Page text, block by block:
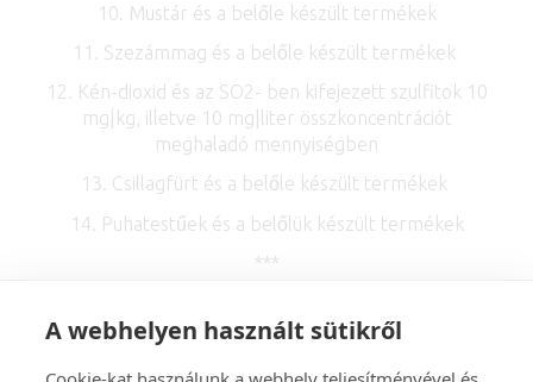
A webhelyen használt sütikről
10. Mustár és a belőle készült termékek
11. Szezámmag és a belőle készült termékek
12. Kén-dioxid és az SO2- ben kifejezett szulfitok 10
mg|kg, illetve 10 mg|liter összkoncentrációt
meghaladó mennyiségben
13. Csillagfürt és a belőle készült termékek
14. Puhatestűek és a belőlük készült termékek
***